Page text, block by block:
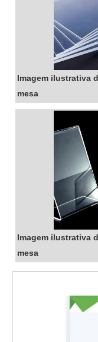
Imagem ilustrativa
mesa
Imagem ilustrativa
mesa